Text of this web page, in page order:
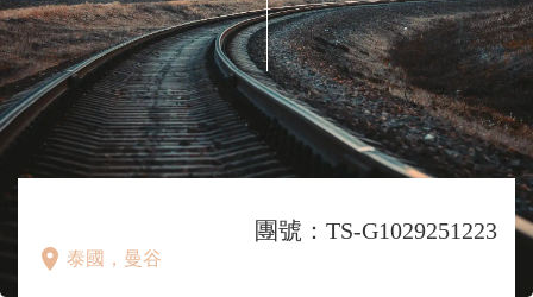
團號：TS-G1029251223
place 泰國，曼谷